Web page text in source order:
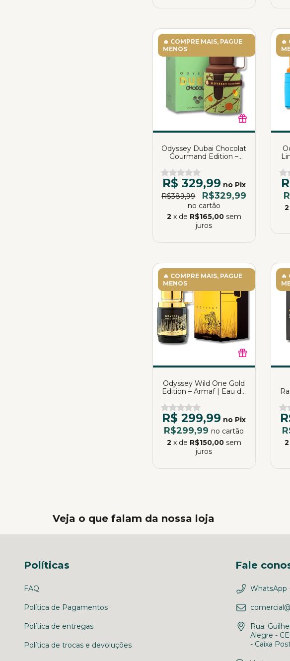
🔥 COMPRE MAIS, PAGUE
MENOS
Odyssey Dubai Chocolat
Gourmand Edition –
100ml
R$ 329,99 no Pix
R$389,99
R$329,99
no cartão
2 x de R$165,00 sem
juros
🔥
2
🔥 COMPRE MAIS, PAGUE
MENOS
Odyssey Wild One Gold
Edition – Armaf | Eau de
R$ 299,99 no Pix
R$299,99 no cartão
2 x de R$150,00 sem
juros
🔥
2
Veja o que falam da nossa loja
Políticas
FAQ
Política de Pagamentos
Política de entregas
Política de trocas e devoluções
Fale
WhatsApp
Rua:
Alegre -
- Caixa